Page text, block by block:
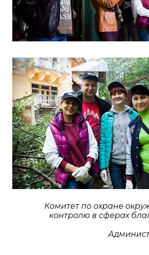
Комитет по охране
контролю в сферах